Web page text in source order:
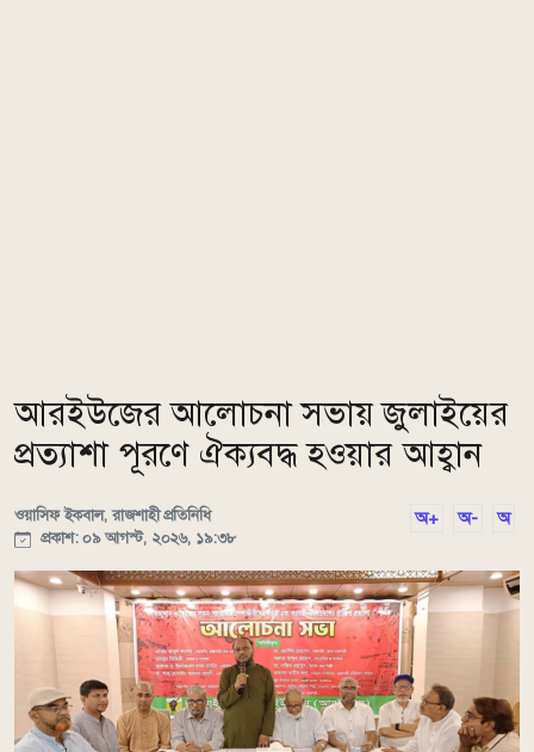
আরইউজের আলোচনা সভায় জুলাইয়ের
প্রত্যাশা পূরণে ঐক্যবদ্ধ হওয়ার আহ্বান
ওয়াসিফ ইকবাল, রাজশাহী প্রতিনিধি
প্রকাশ: ০৯ আগস্ট, ২০২৬, ১৯:৩৮
অ+ অ- অ